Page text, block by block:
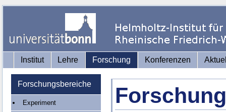
Institut Lehre Forschung Konferenzen
Forschungsbereiche
Experiment